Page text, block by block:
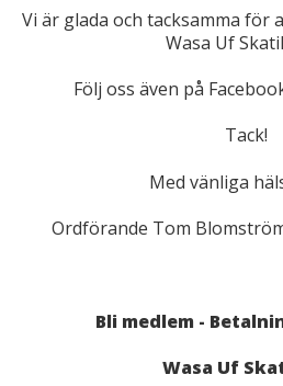
Vi är glada och tacksamma för
Wasa Uf
Följ oss även på
Tack!
Med vänliga
Ordförande Tom
Bli medlem -
Wasa Uf